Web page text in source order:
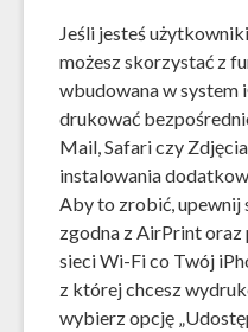
Jeśli jesteś
możesz skorzystać z
wbudowana w system
drukować
Mail, Safari czy
instalowania
Aby to zrobić, upewnij
zgodna z AirPrint oraz
sieci Wi-Fi co Twój
z której chcesz
wybierz opcję